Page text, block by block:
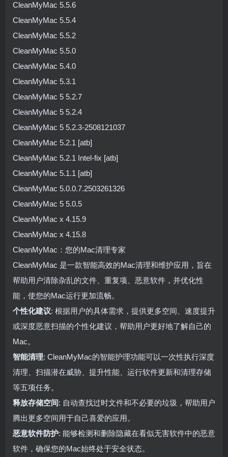
CleanMyMac 5.5.6
CleanMyMac 5.5.4
CleanMyMac 5.5.2
CleanMyMac 5.5.0
CleanMyMac 5.4.0
CleanMyMac 5.3.1
CleanMyMac 5 5.2.7
CleanMyMac 5 5.2.4
CleanMyMac 5 5.2.3-2508121037
CleanMyMac 5.2.1 [atb]
CleanMyMac 5.2.1 Intel-fix [atb]
CleanMyMac 5.1.1 [atb]
CleanMyMac 5.0.0.7.2503261326
CleanMyMac 5 5.0.5
CleanMyMac x 4.15.9
CleanMyMac x 4.15.8
CleanMyMac：您的Mac清理专家
CleanMyMac 是一款智能高效的Mac清理和维护应用，旨在
帮助用户清除杂乱的文件、重复项、恶意软件，并优化性
能，使您的Mac运行更加流畅。
个性化建议: 根据用户的具体需求，提供更多空间、速度提升
或深度恶意扫描的个性化建议，帮助用户更好地了解自己的
Mac。
智能清理: CleanMyMac的智能护理功能可以一次性执行深度
清理、扫描潜在威胁、提升性能、运行软件更新和清理存储
等五项任务。
释放存储空间: 自动查找过时文件和不必要的垃圾，帮助用户
腾出更多空间用于自己喜爱的应用。
恶意软件防护: 能够检测和删除隐藏在看似无害软件中的恶意
软件，确保您的Mac始终处于安全状态。